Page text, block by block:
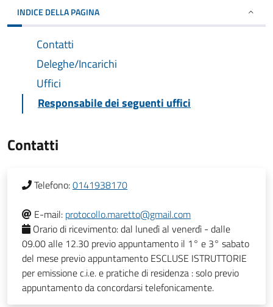
INDICE DELLA PAGINA
Contatti
Deleghe/Incarichi
Uffici
Responsabile dei seguenti uffici
Contatti
Telefono:0141938170
E-mail: protocollo.maretto@gmail.com
Orario di ricevimento:dal lunedì al venerdì - dalle
09.00 alle 12.30 previo appuntamento il 1° e 3° sabato
del mese previo appuntamento ESCLUSE ISTRUTTORIE
per emissione c.i.e. e pratiche di residenza : solo previo
appuntamento da concordarsi telefonicamente.